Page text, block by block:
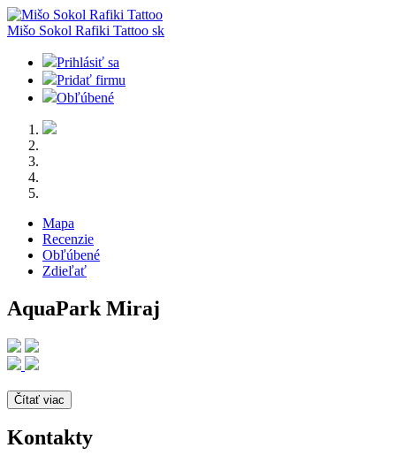
Mišo Sokol Rafiki Tattoo sk
Prihlásiť sa
Pridať firmu
Obľúbené
Mapa
Recenzie
Obľúbené
Zdieľať
AquaPark Miraj
Čítať viac
Kontakty